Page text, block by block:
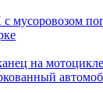
мусоровозом
на